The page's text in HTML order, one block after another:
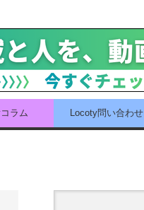
ラム Locoty問い合わせ